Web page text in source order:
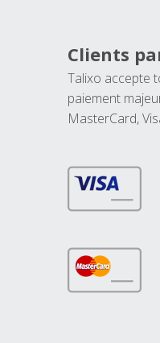
Clients
Talixo accepte
paiement
MasterCard,